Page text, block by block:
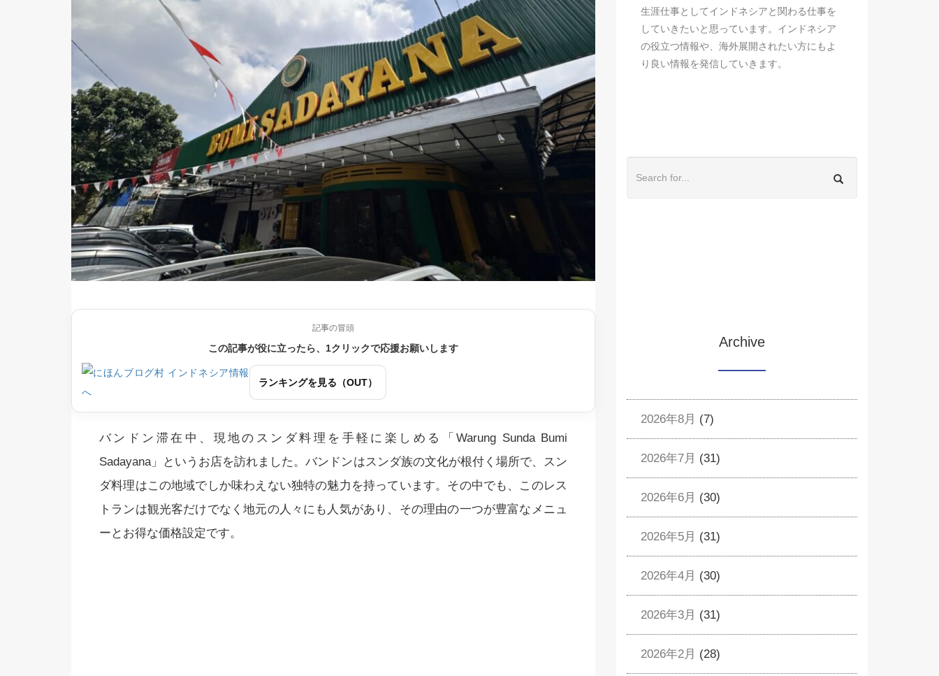
記事の冒頭
この記事が役に立ったら、1クリックで応援お願いします
ランキングを見る（OUT）
バンドン滞在中、現地のスンダ料理を手軽に楽しめる「Warung Sunda Bumi
Sadayana」というお店を訪れました。バンドンはスンダ族の文化が根付く場所で、スン
ダ料理はこの地域でしか味わえない独特の魅力を持っています。その中でも、このレス
トランは観光客だけでなく地元の人々にも人気があり、その理由の一つが豊富なメニュ
ーとお得な価格設定です。
生涯仕事としてインドネシアと関わる仕事を
していきたいと思っています。インドネシア
の役立つ情報や、海外展開されたい方にもよ
り良い情報を発信していきます。
Archive
2026年8月 (7)
2026年7月 (31)
2026年6月 (30)
2026年5月 (31)
2026年4月 (30)
2026年3月 (31)
2026年2月 (28)